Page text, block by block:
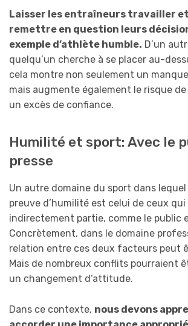
Laisser les entraîneurs travailler et
remettre en question leurs
exemple d’athlète humble. D’un
quelqu’un cherche à se placer au-
cela montre non seulement un
mais augmente également le risque de
un excès de confiance.
Humilité et sport: Avec le
presse
Un autre domaine du sport dans
preuve d’humilité est celui de ceux
indirectement partie, comme le public
Concrètement, dans le domaine
relation entre ces deux facteurs peut
Mais de nombreux conflits pourraient
un changement d’attitude.
Dans ce contexte, nous devons